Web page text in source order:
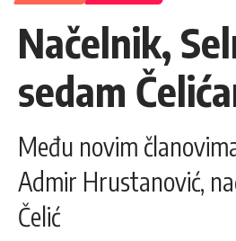
Načelnik,
sedam
Među novim
Admir Hrustanović,
Čelić